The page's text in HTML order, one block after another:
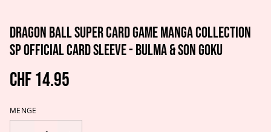
Dragon Ball Super Card Game Manga Collection
SP Official Card Sleeve - Bulma & Son Goku
CHF 14.95
MENGE